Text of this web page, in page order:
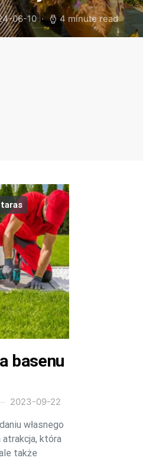
06-10 4 minute read
basenu
2023-09-22
własnego
atrakcja, która
także